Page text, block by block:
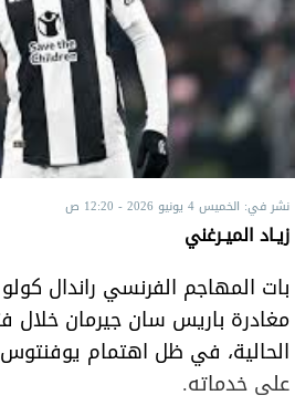
نشر في: الخميس 4 يونيو 2026 - 12:20 ص
زيـاد الميـرغني
بات المهاجم الفرنسي راندال
مغادرة باريس سان جيرمان خلال
الحالية، في ظل اهتمام
على خدماته.